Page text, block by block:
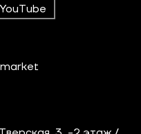
YouTube